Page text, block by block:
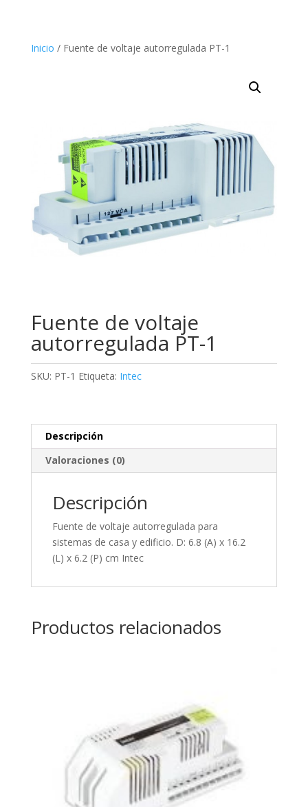
Inicio / Fuente de voltaje autorregulada PT-1
Fuente de voltaje
autorregulada PT-1
SKU: PT-1 Etiqueta: Intec
Descripción
Valoraciones (0)
Descripción
Fuente de voltaje autorregulada para
sistemas de casa y edificio. D: 6.8 (A) x 16.2
(L) x 6.2 (P) cm Intec
Productos relacionados